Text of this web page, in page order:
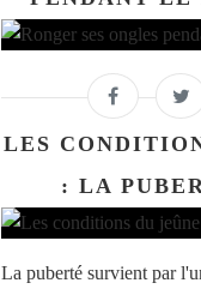
LES
: LA
La puberté survient par